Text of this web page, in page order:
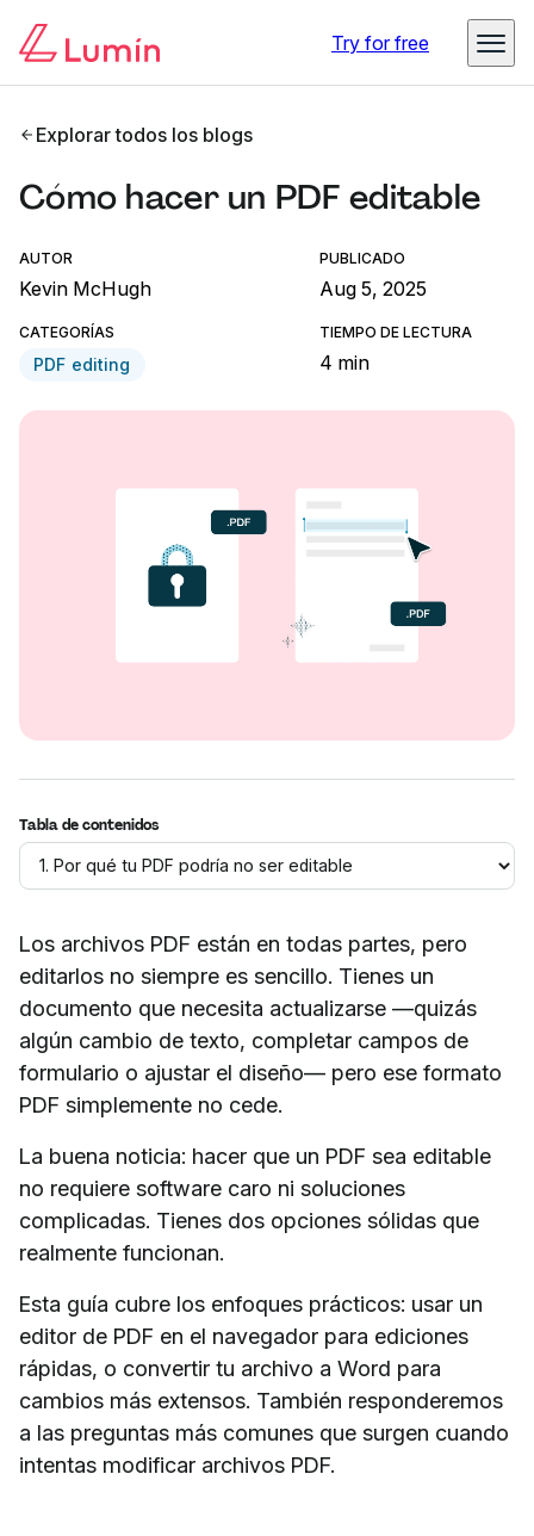
Try for free
Explorar todos los blogs
Cómo hacer un PDF editable
AUTOR
Kevin McHugh
PUBLICADO
Aug 5, 2025
CATEGORÍAS
PDF editing
TIEMPO DE LECTURA
4 min
Tabla de contenidos
Los archivos PDF están en todas partes, pero
editarlos no siempre es sencillo. Tienes un
documento que necesita actualizarse —quizás
algún cambio de texto, completar campos de
formulario o ajustar el diseño— pero ese formato
PDF simplemente no cede.
La buena noticia: hacer que un PDF sea editable
no requiere software caro ni soluciones
complicadas. Tienes dos opciones sólidas que
realmente funcionan.
Esta guía cubre los enfoques prácticos: usar un
editor de PDF en el navegador para ediciones
rápidas, o convertir tu archivo a Word para
cambios más extensos. También responderemos
a las preguntas más comunes que surgen cuando
intentas modificar archivos PDF.